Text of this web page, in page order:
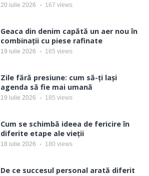
20 iulie 2026 167 views
Geaca din denim capătă un aer nou în
combinații cu piese rafinate
19 iulie 2026 165 views
Zile fără presiune: cum să-ți lași
agenda să fie mai umană
19 iulie 2026 185 views
Cum se schimbă ideea de fericire în
diferite etape ale vieții
18 iulie 2026 180 views
De ce succesul personal arată diferit